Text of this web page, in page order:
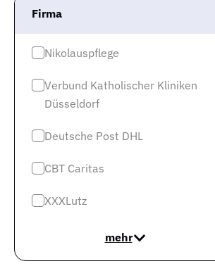
Firma
Nikolauspflege
Verbund Katholischer Kliniken
Düsseldorf
Deutsche Post DHL
CBT Caritas
XXXLutz
mehr